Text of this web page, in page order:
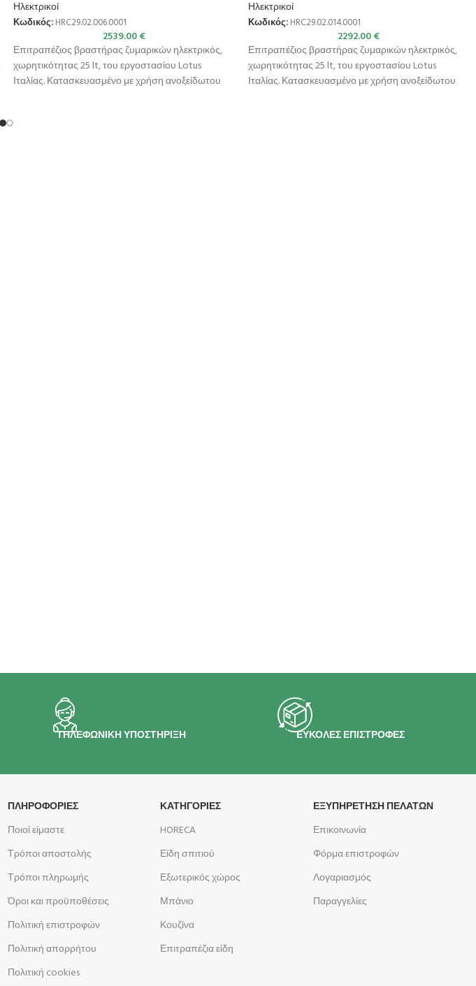
Ηλεκτρικοί
Κωδικός: HRC29.02.006.0001
2539.00€
Επιτραπέζιος βραστήρας ζυμαρικών ηλεκτρικός,
χωρητικότητας 25 lt, του εργοστασίου Lotus
Ιταλίας. Κατασκευασμένο με χρήση ανοξείδωτου
Ηλεκτρικοί
Κωδικός: HRC29.02.014.0001
2292.00€
Επιτραπέζιος βραστήρας ζυμαρικών ηλεκτρικός,
χωρητικότητας 25 lt, του εργοστασίου Lotus
Ιταλίας. Κατασκευασμένο με χρήση ανοξείδωτου
ΤΗΛΕΦΩΝΙΚΗ ΥΠΟΣΤΗΡΙΞΗ ΕΥΚΟΛΕΣ ΕΠΙΣΤΡΟΦΕΣ
ΠΛΗΡΟΦΟΡΊΕΣ
Ποιοί είμαστε
Τρόποι αποστολής
Τρόποι πληρωμής
Όροι και προϋποθέσεις
Πολιτική επιστροφών
Πολιτική απορρήτου
Πολιτική cookies
ΚΑΤΗΓΟΡΙΕΣ
HORECA
Είδη σπιτιού
Εξωτερικός χώρος
Μπάνιο
Κουζίνα
Επιτραπέζια είδη
ΕΞΥΠΗΡΕΤΗΣΗ ΠΕΛΑΤΩΝ
Επικοινωνία
Φόρμα επιστροφών
Λογαριασμός
Παραγγελίες